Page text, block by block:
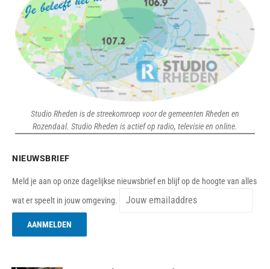
Studio Rheden is de streekomroep voor de gemeenten Rheden en
Rozendaal. Studio Rheden is actief op radio, televisie en online.
NIEUWSBRIEF
Meld je aan op onze dagelijkse nieuwsbrief en blijf op de hoogte van alles
wat er speelt in jouw omgeving.